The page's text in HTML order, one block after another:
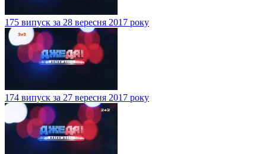
175 випуск за 28 вересня 2017 року
174 випуск за 27 вересня 2017 року